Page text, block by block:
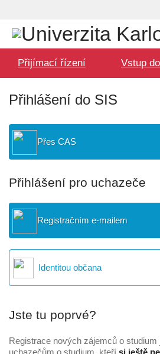
menuPřijímací řízení Vstup
Přihlášení do SIS
Přes CAS
Přihlášení pro uchazeče
Registračním e-mailem
Identitou občana
Jste tu poprvé?
Registrace nových zájemců o studium
uchazečům o studium, kteří si ještě